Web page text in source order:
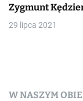
Zygmunt
29 lipca 2021
W NASZYM